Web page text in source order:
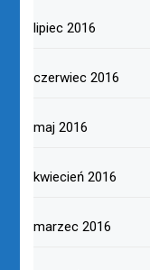
lipiec 2016
czerwiec 2016
maj 2016
kwiecień 2016
marzec 2016